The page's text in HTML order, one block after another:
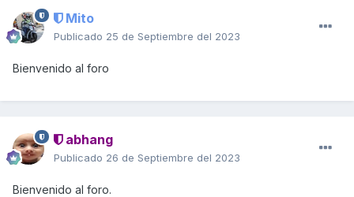
Mito
Publicado 25 de Septiembre del 2023
Bienvenido al foro
abhang
Publicado 26 de Septiembre del 2023
Bienvenido al foro.